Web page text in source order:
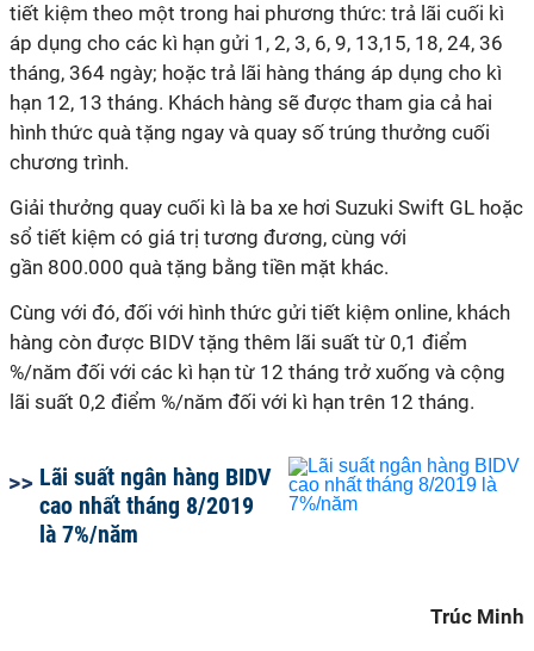
tiết kiệm theo một trong hai phương thức: trả lãi cuối kì
áp dụng cho các kì hạn gửi 1, 2, 3, 6, 9, 13,15, 18, 24, 36
tháng, 364 ngày; hoặc trả lãi hàng tháng áp dụng cho kì
hạn 12, 13 tháng. Khách hàng sẽ được tham gia cả hai
hình thức quà tặng ngay và quay số trúng thưởng cuối
chương trình.
Giải thưởng quay cuối kì là ba xe hơi Suzuki Swift GL hoặc
sổ tiết kiệm có giá trị tương đương, cùng với
gần 800.000 quà tặng bằng tiền mặt khác.
Cùng với đó, đối với hình thức gửi tiết kiệm online, khách
hàng còn được BIDV tặng thêm lãi suất từ 0,1 điểm
%/năm đối với các kì hạn từ 12 tháng trở xuống và cộng
lãi suất 0,2 điểm %/năm đối với kì hạn trên 12 tháng.
Lãi suất ngân hàng BIDV
cao nhất tháng 8/2019
là 7%/năm
Trúc Minh